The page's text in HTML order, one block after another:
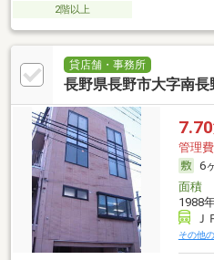
2階以上
貸店舗・事務所
長野県長野市大字南長
7.70
管理
6
面積
1988
その他